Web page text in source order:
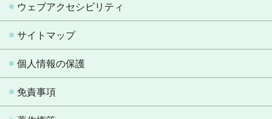
ウェブアクセシビリティ
サイトマップ
個人情報の保護
免責事項